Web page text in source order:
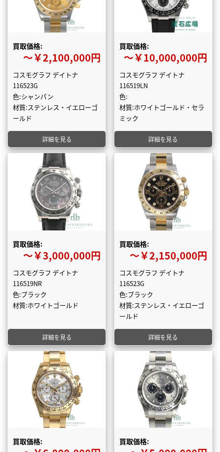
買取価格:
〜￥2,100,000円
コスモグラフ デイトナ
116523G
色:シャンパン
材質:ステンレス・イエローゴ
ールド
詳細を見る
買取価格:
〜￥10,000,000円
コスモグラフ デイトナ
116519LN
色:
材質:ホワイトゴールド・セラ
ミック
詳細を見る
買取価格:
〜￥3,000,000円
コスモグラフ デイトナ
116519NR
色:ブラック
材質:ホワイトゴールド
詳細を見る
買取価格:
〜￥2,150,000円
コスモグラフ デイトナ
116523G
色:ブラック
材質:ステンレス・イエローゴ
ールド
詳細を見る
買取価格: 買取価格: